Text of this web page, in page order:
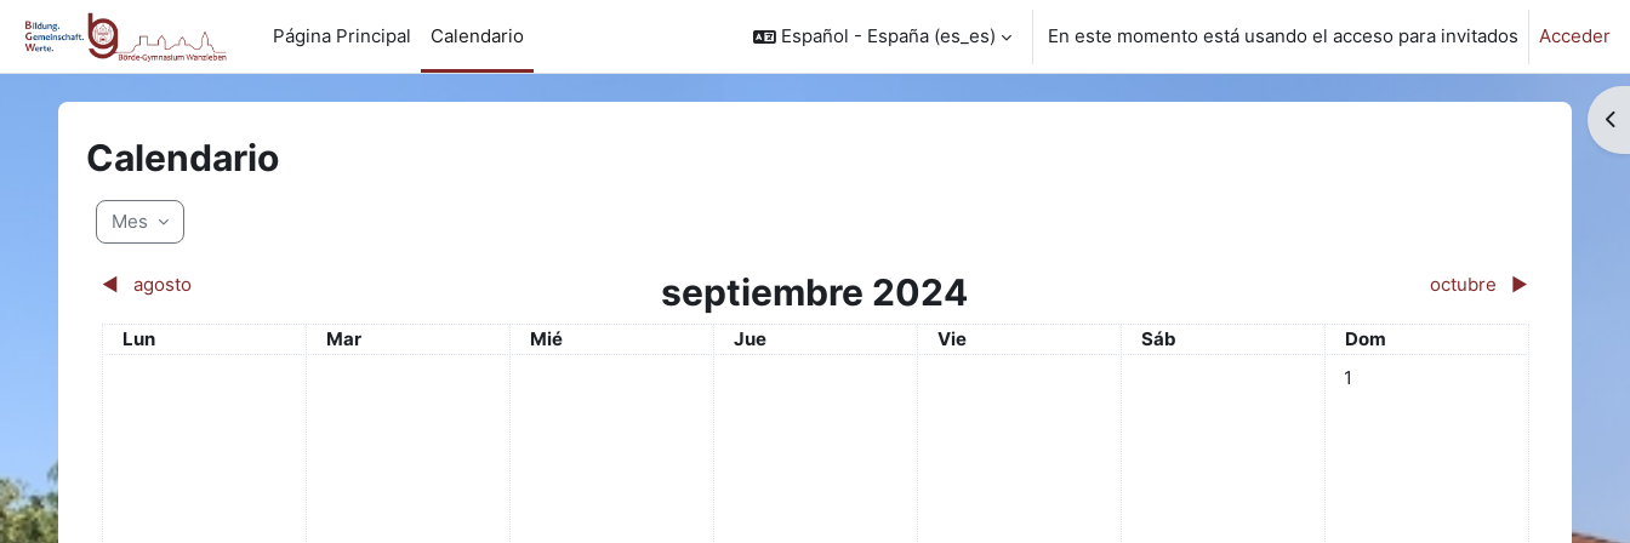
Salta al contenido principal
Página Principal
Calendario Español - España ‎(es_es)‎ En este momento está usando el acceso para invitados Acceder
Calendario
Mes
◀︎ agosto septiembre 2024 octubre ▶︎
Lunes
Lun Martes
Mar Miércoles
Mié Jueves
Jue Viernes
Vie Sábado
Sáb Domingo
Dom
Sin eventos, domingo, 1
1